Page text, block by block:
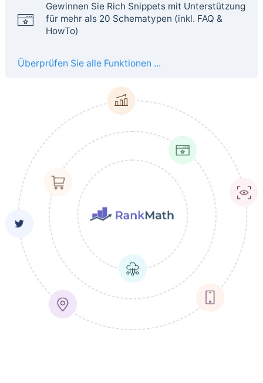
Gewinnen Sie Rich Snippets mit Unterstützung
für mehr als 20 Schematypen (inkl. FAQ &
HowTo)
Überprüfen Sie alle Funktionen ...